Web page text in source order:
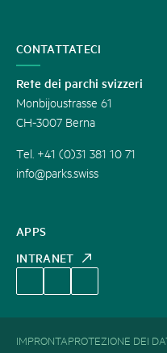
APPS
INTRANET
CONTATTATECI
Rete dei parchi svizzeri
Monbijoustrasse 61
CH-3007 Berna
Tel. +41 (0)31 381 10 71
info@parks.swiss
IMPRONTAPROTEZIONE DEI